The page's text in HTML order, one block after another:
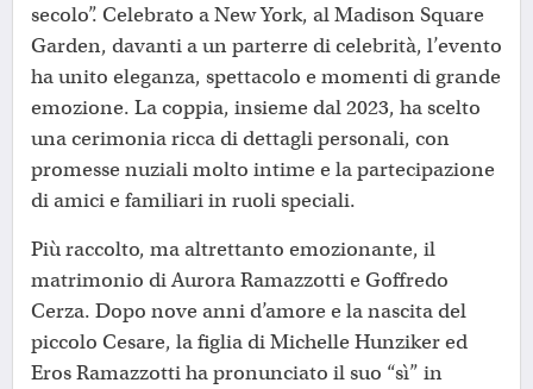
secolo”. Celebrato a New York, al Madison Square
Garden, davanti a un parterre di celebrità, l’evento
ha unito eleganza, spettacolo e momenti di grande
emozione. La coppia, insieme dal 2023, ha scelto
una cerimonia ricca di dettagli personali, con
promesse nuziali molto intime e la partecipazione
di amici e familiari in ruoli speciali.
Più raccolto, ma altrettanto emozionante, il
matrimonio di Aurora Ramazzotti e Goffredo
Cerza. Dopo nove anni d’amore e la nascita del
piccolo Cesare, la figlia di Michelle Hunziker ed
Eros Ramazzotti ha pronunciato il suo “sì” in